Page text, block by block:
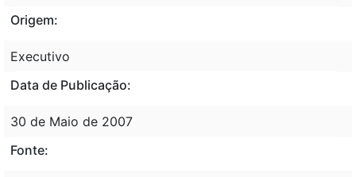
Origem:
Executivo
Data de Publicação:
30 de Maio de 2007
Fonte: